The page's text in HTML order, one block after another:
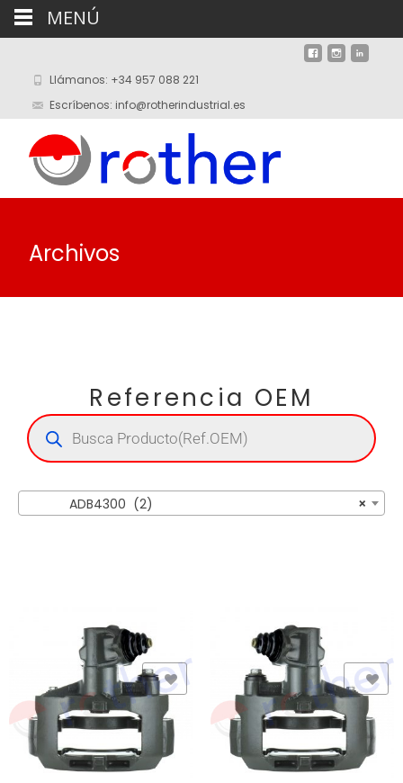
Llámanos: +34 957 088 221
Escríbenos: info@rotherindustrial.es
Archivos
Referencia OEM
×
ADB4300 (2)
Add to Wishlist Add to Wishlist
MENÚ